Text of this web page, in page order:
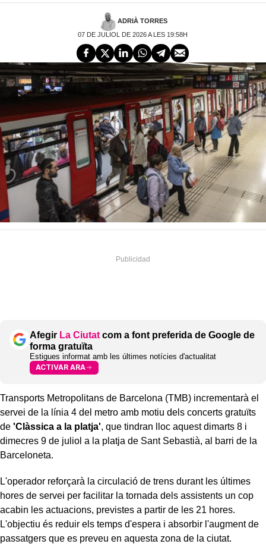
ADRIÀ TORRES
07 DE JULIOL DE 2026 A LES 19:58H
Afegir La Ciutat com a font preferida de Google de
forma gratuïta
Estigues informat amb les últimes notícies d'actualitat
ACTIVAR ARA
Transports Metropolitans de Barcelona (TMB) incrementarà el
servei de la línia 4 del metro amb motiu dels concerts gratuïts
de 'Clàssica a la platja', que tindran lloc aquest dimarts 8 i
dimecres 9 de juliol a la platja de Sant Sebastià, al barri de la
Barceloneta.
L'operador reforçarà la circulació de trens durant les últimes
hores de servei per facilitar la tornada dels assistents un cop
acabin les actuacions, previstes a partir de les 21 hores.
L'objectiu és reduir els temps d'espera i absorbir l'augment de
passatgers que es preveu en aquesta zona de la ciutat.